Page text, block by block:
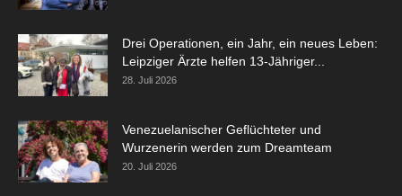
Drei Operationen, ein Jahr, ein neues Leben:
Leipziger Ärzte helfen 13-Jähriger...
28. Juli 2026
Venezuelanischer Geflüchteter und
Wurzenerin werden zum Dreamteam
20. Juli 2026